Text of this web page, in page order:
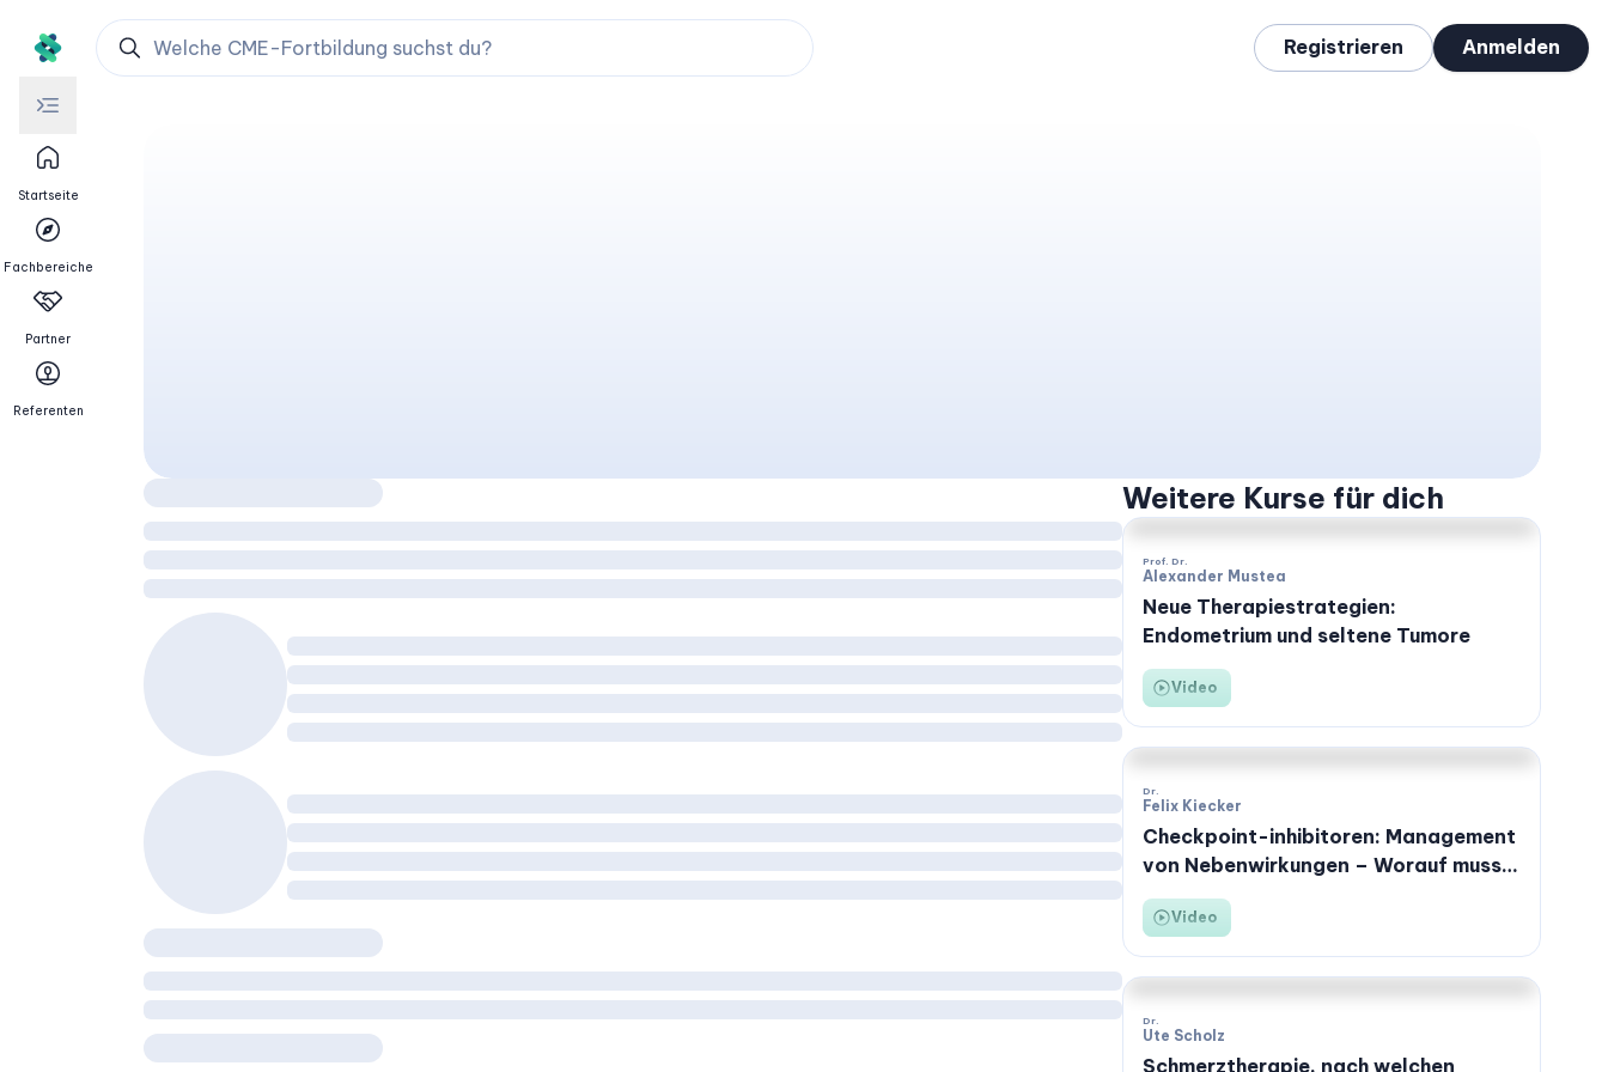
Startseite
Fachbereiche
Partner
Referenten
Registrieren Anmelden
Weitere Kurse für dich
Prof. Dr.
Alexander Mustea
Neue Therapiestrategien:
Endometrium und seltene Tumore
Video
Dr.
Felix Kiecker
Checkpoint-inhibitoren: Management
von Nebenwirkungen – Worauf muss
geachtet werden?
Video
Dr.
Ute Scholz
Schmerztherapie, nach welchen